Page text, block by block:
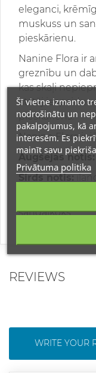
eleganci,
muskuss un
pieskārienu.
Nanine Flora ir
greznību un
kas skaļi
atstāj iespaidu
pieskāriens.
Nanine Flora ir
Augšējās notis:
Sirds notis:
sandalkoks
REVIEWS
WRITE YOUR
Šī vietne izmanto
nodrošinātu un
pakalpojumus, kā
interesēm. Es
mainīt savu
Privātuma politika